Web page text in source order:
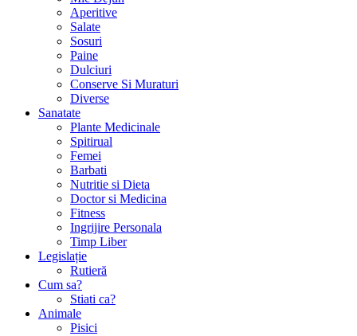
Aperitive
Salate
Sosuri
Paine
Dulciuri
Conserve Si Muraturi
Diverse
Sanatate
Plante Medicinale
Spitirual
Femei
Barbati
Nutritie si Dieta
Doctor si Medicina
Fitness
Ingrijire Personala
Timp Liber
Legislație
Rutieră
Cum sa?
Stiati ca?
Animale
Pisici